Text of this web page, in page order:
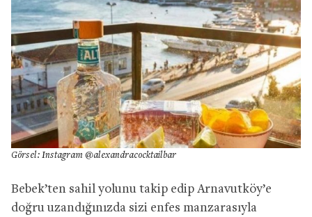
Görsel: Instagram @alexandracocktailbar
Bebek’ten sahil yolunu takip edip Arnavutköy’e
doğru uzandığınızda sizi enfes manzarasıyla